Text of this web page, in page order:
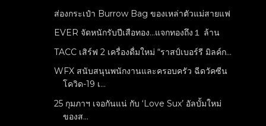
ส่องกระเป๋า Burrow Bag ของเหล่าตัวแม่สายแฟ
EVER จัดหนักรับปีเสือทอง...แจกทองถึง１ ล้าน
TACC เสิร์ฟ 2 เครื่องดื่มใหม่ “ราสป์เบอร์รี มิลค์ก...
WFX สนับสนุนพนักงานและครอบครัว ฉีดวัคซีน
โควิด-19 เ...
25 กุมภาฯ เจอกันแน่ กับ ‘Love Sux’ อัลบั้มใหม่
ของส...